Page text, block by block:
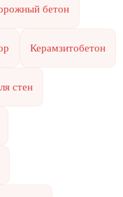
бетон
Керамзитобетон
стен